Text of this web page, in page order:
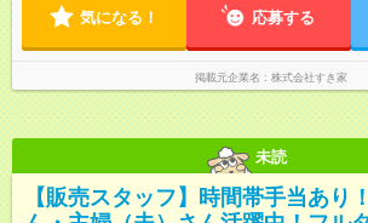
気になる！ 応募する
掲載元企業名 株式会社すき家
未読
【販売スタッフ】時間帯手当あり